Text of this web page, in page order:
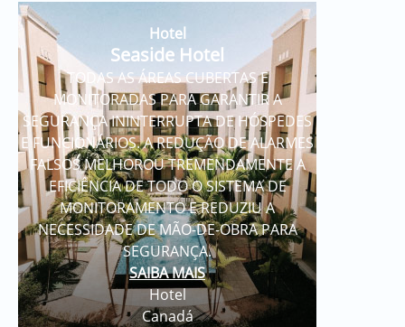
Hotel
Seaside Hotel
TODAS AS ÁREAS CUBERTAS E
MONITORADAS PARA GARANTIR A
SEGURANÇA ININTERRUPTA DE HÓSPEDES
E FUNCIONÁRIOS. A REDUÇÃO DE ALARMES
FALSOS MELHOROU TREMENDAMENTE A
EFICIÊNCIA DE TODO O SISTEMA DE
MONITORAMENTO E REDUZIU A
NECESSIDADE DE MÃO-DE-OBRA PARA
SEGURANÇA.
SAIBA MAIS
Hotel
Canadá